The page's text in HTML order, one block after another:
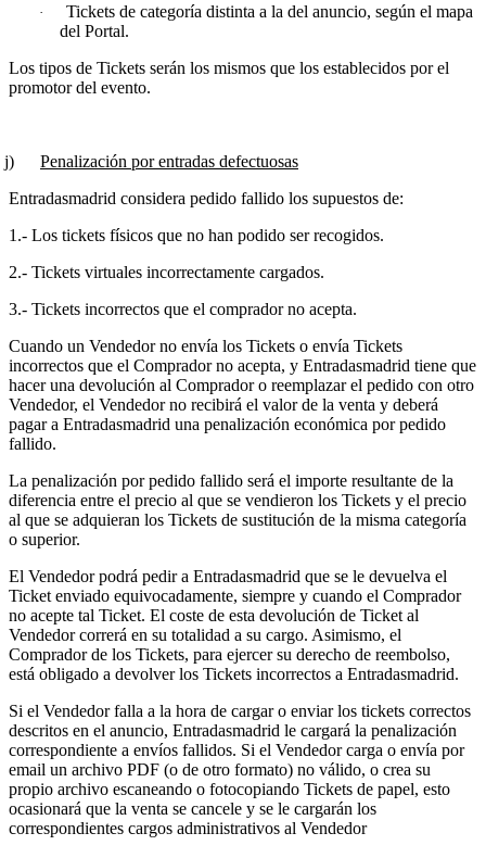
·
Tickets de categoría distinta a la del anuncio, según el mapa
del Portal.
Los tipos de Tickets serán los mismos que los establecidos por el
promotor del evento.
Penalización por entradas defectuosas
Entradasmadrid considera pedido fallido los supuestos de:
1.- Los tickets físicos que no han podido ser recogidos.
2.- Tickets virtuales incorrectamente cargados.
3.- Tickets incorrectos que el comprador no acepta.
Cuando un Vendedor no envía los Tickets o envía Tickets
incorrectos que el Comprador no acepta, y Entradasmadrid tiene que
hacer una devolución al Comprador o reemplazar el pedido con otro
Vendedor, el Vendedor no recibirá el valor de la venta y deberá
pagar a Entradasmadrid una penalización económica por pedido
fallido.
La penalización por pedido fallido será el importe resultante de la
diferencia entre el precio al que se vendieron los Tickets y el precio
al que se adquieran los Tickets de sustitución de la misma categoría
o superior.
El Vendedor podrá pedir a Entradasmadrid que se le devuelva el
Ticket enviado equivocadamente, siempre y cuando el Comprador
no acepte tal Ticket. El coste de esta devolución de Ticket al
Vendedor correrá en su totalidad a su cargo. Asimismo, el
Comprador de los Tickets, para ejercer su derecho de reembolso,
está obligado a devolver los Tickets incorrectos a Entradasmadrid.
Si el Vendedor falla a la hora de cargar o enviar los tickets correctos
descritos en el anuncio, Entradasmadrid le cargará la penalización
correspondiente a envíos fallidos. Si el Vendedor carga o envía por
email un archivo PDF (o de otro formato) no válido, o crea su
propio archivo escaneando o fotocopiando Tickets de papel, esto
ocasionará que la venta se cancele y se le cargarán los
correspondientes cargos administrativos al Vendedor